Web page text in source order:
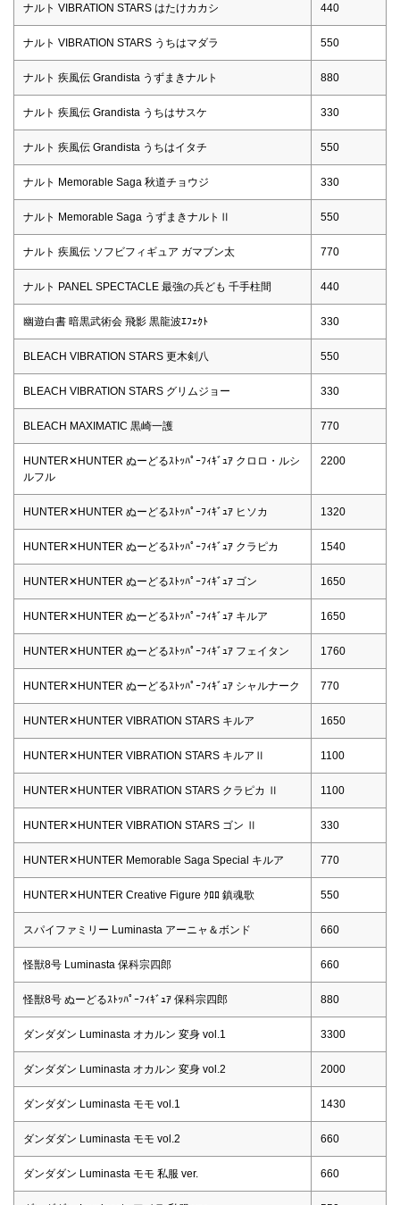
ナルト VIBRATION STARS はたけカカシ 440
ナルト VIBRATION STARS うちはマダラ 550
ナルト 疾風伝 Grandista うずまきナルト 880
ナルト 疾風伝 Grandista うちはサスケ 330
ナルト 疾風伝 Grandista うちはイタチ 550
ナルト Memorable Saga 秋道チョウジ 330
ナルト Memorable Saga うずまきナルトⅡ 550
ナルト 疾風伝 ソフビフィギュア ガマブン太 770
ナルト PANEL SPECTACLE 最強の兵ども 千手柱間 440
幽遊白書 暗黒武術会 飛影 黒龍波ｴﾌｪｸﾄ 330
BLEACH VIBRATION STARS 更木剣八 550
BLEACH VIBRATION STARS グリムジョー 330
BLEACH MAXIMATIC 黒崎一護 770
HUNTER✕HUNTER ぬーどるｽﾄｯﾊﾟｰﾌｨｷﾞｭｱ クロロ・ルシ
ルフル
2200
HUNTER✕HUNTER ぬーどるｽﾄｯﾊﾟｰﾌｨｷﾞｭｱ ヒソカ 1320
HUNTER✕HUNTER ぬーどるｽﾄｯﾊﾟｰﾌｨｷﾞｭｱ クラピカ 1540
HUNTER✕HUNTER ぬーどるｽﾄｯﾊﾟｰﾌｨｷﾞｭｱ ゴン 1650
HUNTER✕HUNTER ぬーどるｽﾄｯﾊﾟｰﾌｨｷﾞｭｱ キルア 1650
HUNTER✕HUNTER ぬーどるｽﾄｯﾊﾟｰﾌｨｷﾞｭｱ フェイタン 1760
HUNTER✕HUNTER ぬーどるｽﾄｯﾊﾟｰﾌｨｷﾞｭｱ シャルナーク 770
HUNTER✕HUNTER VIBRATION STARS キルア 1650
HUNTER✕HUNTER VIBRATION STARS キルアⅡ 1100
HUNTER✕HUNTER VIBRATION STARS クラピカ Ⅱ 1100
HUNTER✕HUNTER VIBRATION STARS ゴン Ⅱ 330
HUNTER✕HUNTER Memorable Saga Special キルア 770
HUNTER✕HUNTER Creative Figure ｸﾛﾛ 鎮魂歌 550
スパイファミリー Luminasta アーニャ＆ボンド 660
怪獣8号 Luminasta 保科宗四郎 660
怪獣8号 ぬーどるｽﾄｯﾊﾟｰﾌｨｷﾞｭｱ 保科宗四郎 880
ダンダダン Luminasta オカルン 変身 vol.1 3300
ダンダダン Luminasta オカルン 変身 vol.2 2000
ダンダダン Luminasta モモ vol.1 1430
ダンダダン Luminasta モモ vol.2 660
ダンダダン Luminasta モモ 私服 ver. 660